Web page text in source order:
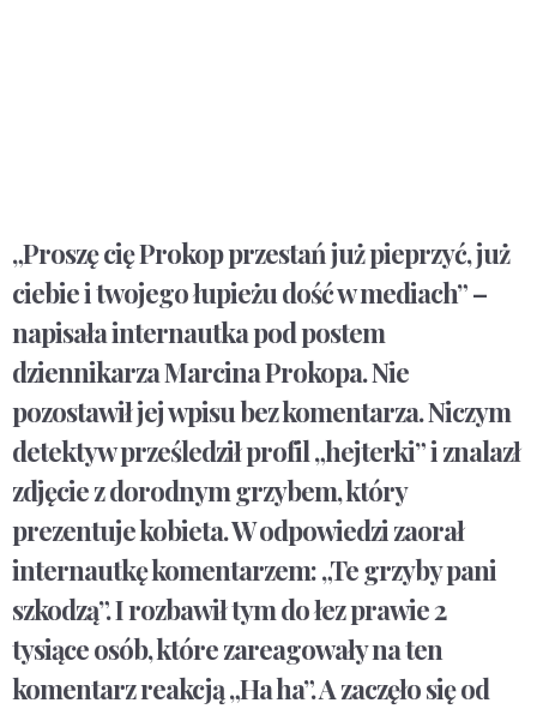
„Proszę cię Prokop przestań już pieprzyć, już
ciebie i twojego łupieżu dość w mediach” –
napisała internautka pod postem
dziennikarza Marcina Prokopa. Nie
pozostawił jej wpisu bez komentarza. Niczym
detektyw prześledził profil „hejterki” i znalazł
zdjęcie z dorodnym grzybem, który
prezentuje kobieta. W odpowiedzi zaorał
internautkę komentarzem: „Te grzyby pani
szkodzą”. I rozbawił tym do łez prawie 2
tysiące osób, które zareagowały na ten
komentarz reakcją „Ha ha”. A zaczęło się od